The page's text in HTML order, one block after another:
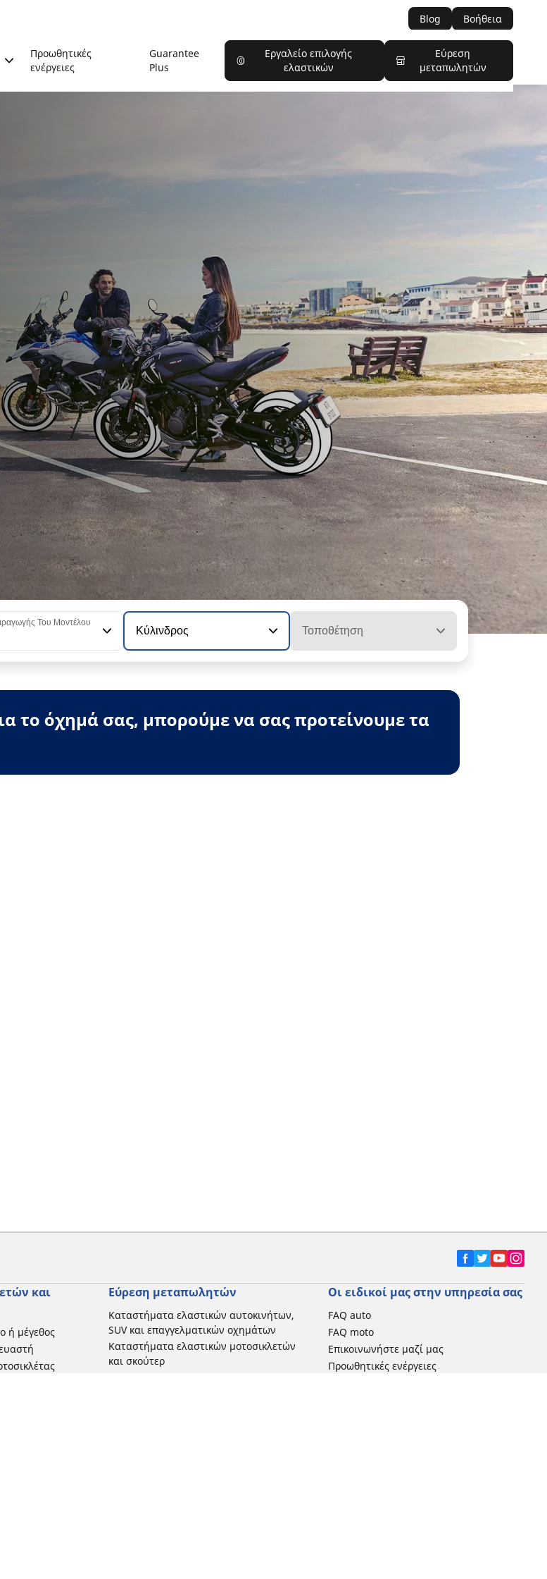
Blog Βοήθεια
Προωθητικές
ενέργειες
Guarantee
Plus
Εργαλείο επιλογής
ελαστικών
Εύρεση
μεταπωλητών
Του Μοντέλου
Κύλινδρος Τοποθέτηση
το όχημά σας, μπορούμε να σας προτείνουμε τα
και
ή μέγεθος
Εύρεση μεταπωλητών
Καταστήματα ελαστικών αυτοκινήτων,
SUV και επαγγελματικών οχημάτων
Καταστήματα ελαστικών μοτοσικλετών
και σκούτερ
Οι ειδικοί μας στην υπηρεσία σας
FAQ auto
FAQ moto
Επικοινωνήστε μαζί μας
Προωθητικές ενέργειες